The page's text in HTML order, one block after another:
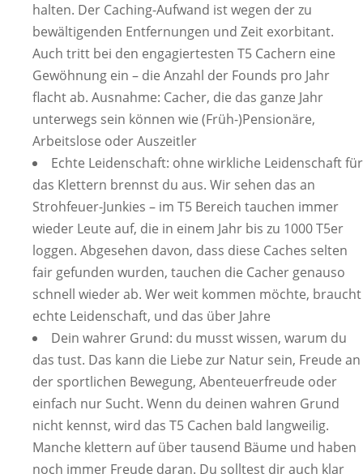
halten. Der Caching-Aufwand ist wegen der zu
bewältigenden Entfernungen und Zeit exorbitant.
Auch tritt bei den engagiertesten T5 Cachern eine
Gewöhnung ein – die Anzahl der Founds pro Jahr
flacht ab. Ausnahme: Cacher, die das ganze Jahr
unterwegs sein können wie (Früh-)Pensionäre,
Arbeitslose oder Auszeitler
Echte Leidenschaft: ohne wirkliche Leidenschaft für
das Klettern brennst du aus. Wir sehen das an
Strohfeuer-Junkies – im T5 Bereich tauchen immer
wieder Leute auf, die in einem Jahr bis zu 1000 T5er
loggen. Abgesehen davon, dass diese Caches selten
fair gefunden wurden, tauchen die Cacher genauso
schnell wieder ab. Wer weit kommen möchte, braucht
echte Leidenschaft, und das über Jahre
Dein wahrer Grund: du musst wissen, warum du
das tust. Das kann die Liebe zur Natur sein, Freude an
der sportlichen Bewegung, Abenteuerfreude oder
einfach nur Sucht. Wenn du deinen wahren Grund
nicht kennst, wird das T5 Cachen bald langweilig.
Manche klettern auf über tausend Bäume und haben
noch immer Freude daran. Du solltest dir auch klar